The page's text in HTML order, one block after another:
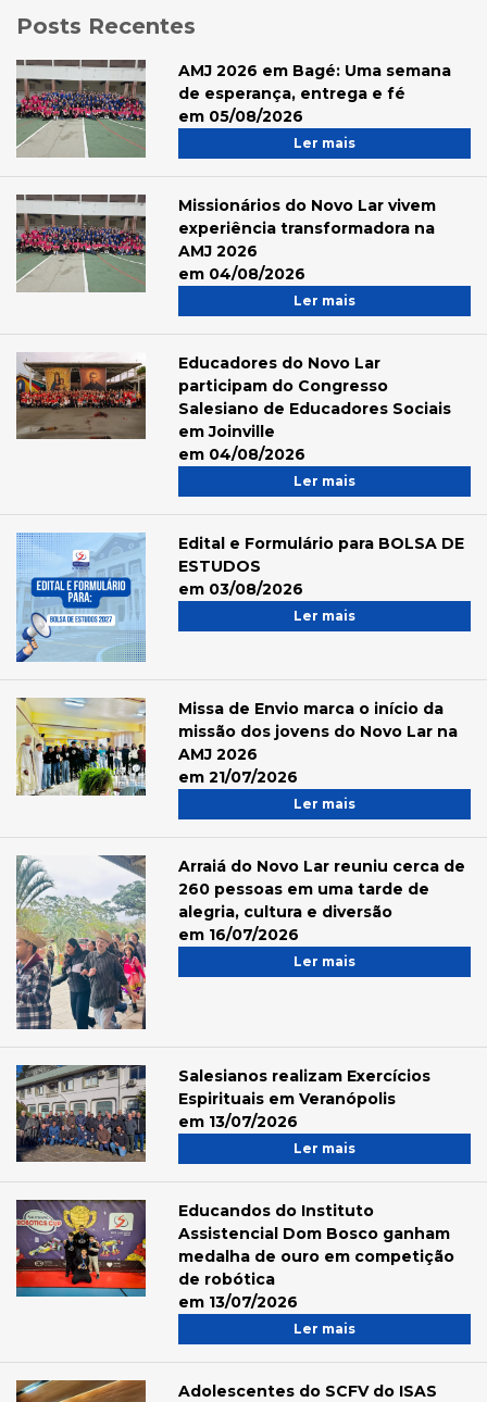
Posts Recentes
AMJ 2026 em Bagé: Uma semana
de esperança, entrega e fé
em 05/08/2026
Ler mais
Missionários do Novo Lar vivem
experiência transformadora na
AMJ 2026
em 04/08/2026
Ler mais
Educadores do Novo Lar
participam do Congresso
Salesiano de Educadores Sociais
em Joinville
em 04/08/2026
Ler mais
Edital e Formulário para BOLSA DE
ESTUDOS
em 03/08/2026
Ler mais
Missa de Envio marca o início da
missão dos jovens do Novo Lar na
AMJ 2026
em 21/07/2026
Ler mais
Arraiá do Novo Lar reuniu cerca de
260 pessoas em uma tarde de
alegria, cultura e diversão
em 16/07/2026
Ler mais
Salesianos realizam Exercícios
Espirituais em Veranópolis
em 13/07/2026
Ler mais
Educandos do Instituto
Assistencial Dom Bosco ganham
medalha de ouro em competição
de robótica
em 13/07/2026
Ler mais
Adolescentes do SCFV do ISAS